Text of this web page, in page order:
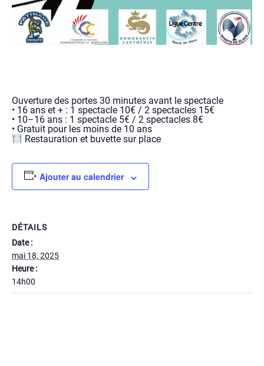
Ouverture des portes 30 minutes avant le spectacle
• 16 ans et + : 1 spectacle 10€ / 2 spectacles 15€
• 10–16 ans : 1 spectacle 5€ / 2 spectacles 8€
• Gratuit pour les moins de 10 ans
Restauration et buvette sur place
Ajouter au calendrier
DÉTAILS
Date :
mai 18, 2025
Heure :
14h00